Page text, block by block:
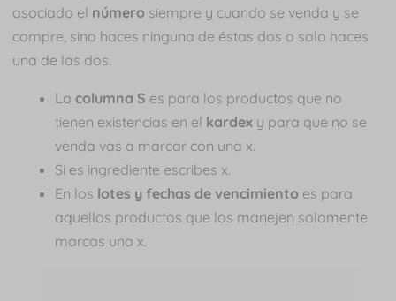
asociado el número siempre y cuando se venda y se
compre, sino haces ninguna de éstas dos o solo haces
una de las dos.
La columna S es para los productos que no
tienen existencias en el kardex y para que no se
venda vas a marcar con una x.
Si es ingrediente escribes x.
En los lotes y fechas de vencimiento es para
aquellos productos que los manejen solamente
marcas una x.